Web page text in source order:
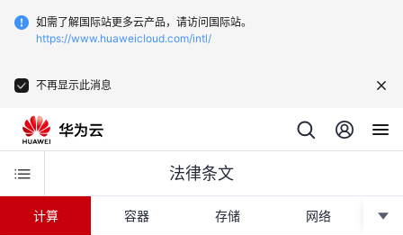
如需了解国际站更多云产品，请访问国际站。
https://www.huaweicloud.com/intl/
不再显示此消息
法律条文
计算 容器 存储 网络